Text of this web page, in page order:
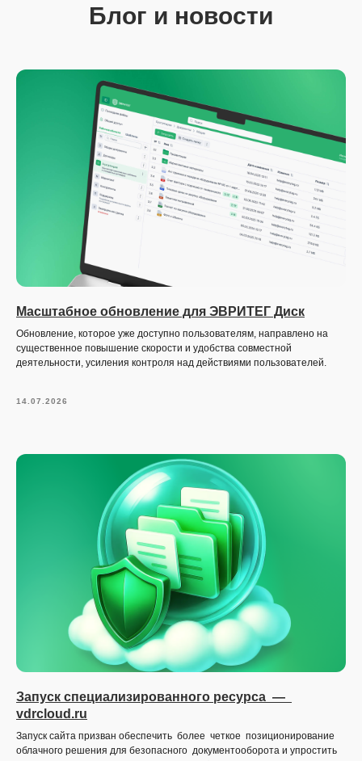
Блог и новости
Масштабное обновление для ЭВРИТЕГ Диск
Обновление, которое уже доступно пользователям, направлено на
существенное повышение скорости и удобства совместной
деятельности, усиления контроля над действиями пользователей.
14.07.2026
Запуск специализированного ресурса —
vdrcloud.ru
Запуск сайта призван обеспечить более четкое позиционирование
облачного решения для безопасного документооборота и упростить